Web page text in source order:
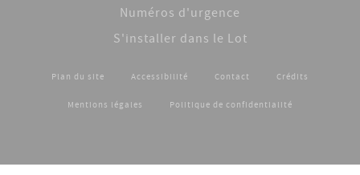
Numéros d'urgence
S'installer dans le Lot
Footer menu
Plan du site Accessibilité Contact Crédits
Mentions légales Politique de confidentialité